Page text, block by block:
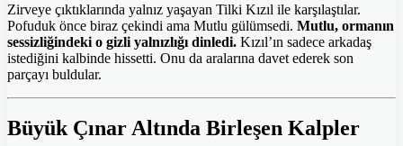
Zirveye çıktıklarında yalnız yaşayan Tilki Kızıl ile karşılaştılar.
Pofuduk önce biraz çekindi ama Mutlu gülümsedi. Mutlu, ormanın
sessizliğindeki o gizli yalnızlığı dinledi. Kızıl’ın sadece arkadaş
istediğini kalbinde hissetti. Onu da aralarına davet ederek son
parçayı buldular.
Büyük Çınar Altında Birleşen Kalpler